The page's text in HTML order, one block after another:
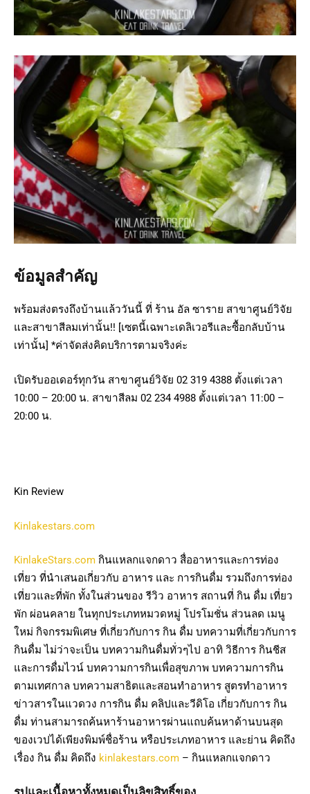
ข้อมูลสำคัญ
พร้อมส่งตรงถึงบ้านแล้ววันนี้ ที่ ร้าน อัล ซาราย สาขาศูนย์วิจัย
และสาขาสีลมเท่านั้น!! [เซตนี้เฉพาะเดลิเวอรีและซื้อกลับบ้าน
เท่านั้น] *ค่าจัดส่งคิดบริการตามจริงค่ะ
เปิดรับออเดอร์ทุกวัน สาขาศูนย์วิจัย 02 319 4388 ตั้งแต่เวลา
10:00 – 20:00 น. สาขาสีลม 02 234 4988 ตั้งแต่เวลา 11:00 –
20:00 น.
Kin Review
Kinlakestars.com
KinlakeStars.com กินแหลกแจกดาว สื่ออาหารและการท่อง
เที่ยว ที่นำเสนอเกี่ยวกับ อาหาร และ การกินดื่ม รวมถึงการท่อง
เที่ยวและที่พัก ทั้งในส่วนของ รีวิว อาหาร สถานที่ กิน ดื่ม เที่ยว
พัก ผ่อนคลาย ในทุกประเภทหมวดหมู่ โปรโมชั่น ส่วนลด เมนู
ใหม่ กิจกรรมพิเศษ ที่เกี่ยวกับการ กิน ดื่ม บทความที่เกี่ยวกับการ
กินดื่ม ไม่ว่าจะเป็น บทความกินดื่มทั่วๆไป อาทิ วิธีการ กินชีส
และการดื่มไวน์ บทความการกินเพื่อสุขภาพ บทความการกิน
ตามเทศกาล บทความสาธิตและสอนทำอาหาร สูตรทำอาหาร
ข่าวสารในแวดวง การกิน ดื่ม คลิปและวีดิโอ เกี่ยวกับการ กิน
ดื่ม ท่านสามารถค้นหาร้านอาหารผ่านแถบค้นหาด้านบนสุด
ของเวปได้เพียงพิมพ์ชื่อร้าน หรือประเภทอาหาร และย่าน คิดถึง
เรื่อง กิน ดื่ม คิดถึง kinlakestars.com – กินแหลกแจกดาว